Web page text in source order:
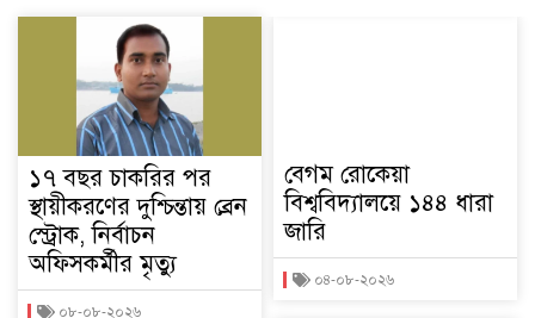
১৭ বছর চাকরির পর
স্থায়ীকরণের দুশ্চিন্তায় ব্রেন
স্ট্রোক, নির্বাচন
অফিসকর্মীর মৃত্যু
০৮-০৮-২০২৬
বেগম রোকেয়া
বিশ্ববিদ্যালয়ে ১৪৪ ধারা
জারি
০৪-০৮-২০২৬